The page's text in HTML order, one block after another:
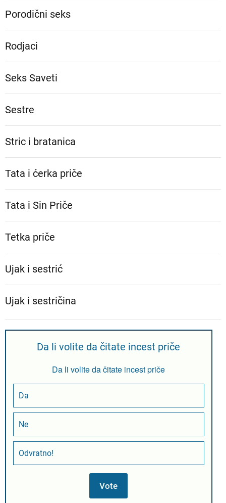
Porodični seks
Rodjaci
Seks Saveti
Sestre
Stric i bratanica
Tata i ćerka priče
Tata i Sin Priče
Tetka priče
Ujak i sestrić
Ujak i sestričina
Da li volite da čitate incest priče
Da li volite da čitate incest priče
Da
Ne
Odvratno!